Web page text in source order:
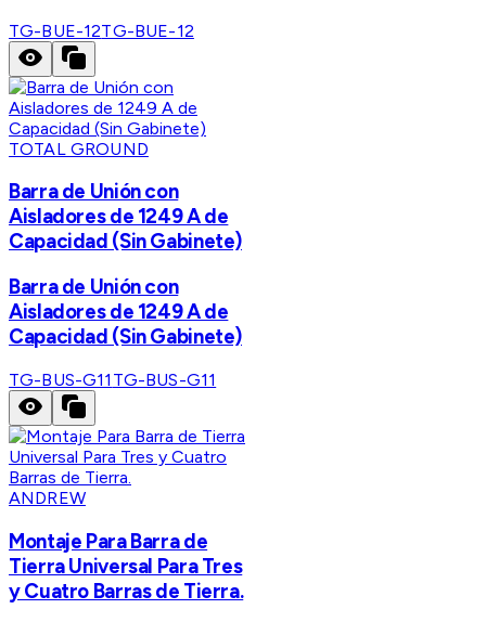
TG-BUE-12TG-BUE-12
TOTAL GROUND
Barra de Unión con
Aisladores de 1249 A de
Capacidad (Sin Gabinete)
Barra de Unión con
Aisladores de 1249 A de
Capacidad (Sin Gabinete)
TG-BUS-G11 TG-BUS-G11
ANDREW
Montaje Para Barra de
Tierra Universal Para Tres
y Cuatro Barras de Tierra.